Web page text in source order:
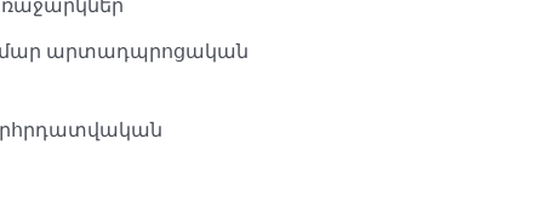
արտադպրոցական